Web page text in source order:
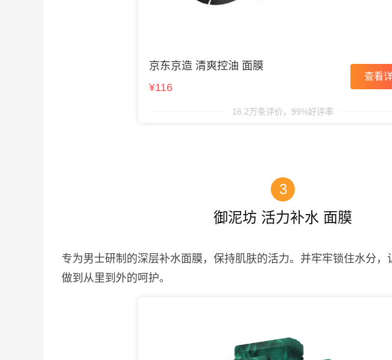
京东京造 清爽控油 面膜
¥116
查看
16.2万条评价，99%好评率
3
御泥坊 活力补水 面膜
专为男士研制的深层补水面膜，保持肌肤的活力。并牢牢锁住水分，
做到从里到外的呵护。